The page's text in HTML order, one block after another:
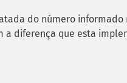
do número informado
a diferença que esta